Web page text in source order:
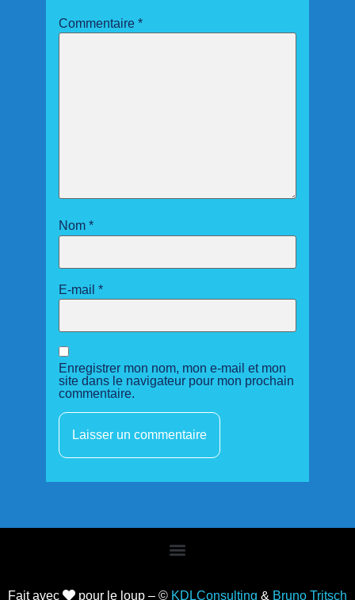
Commentaire *
Nom *
E-mail *
Enregistrer mon nom, mon e-mail et mon
site dans le navigateur pour mon prochain
commentaire.
Fait avec pour le loup – © KDLConsulting & Bruno Tritsch